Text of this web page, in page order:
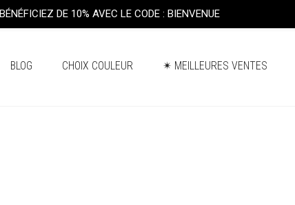
BLOG CHOIX COULEUR ✴ MEILLEURES VENTES
BÉNÉFICIEZ DE 10% AVEC LE CODE : BIENVENUE